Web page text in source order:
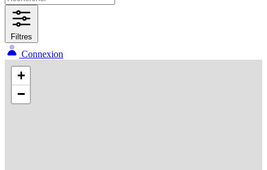
Filtres
Connexion
+
−